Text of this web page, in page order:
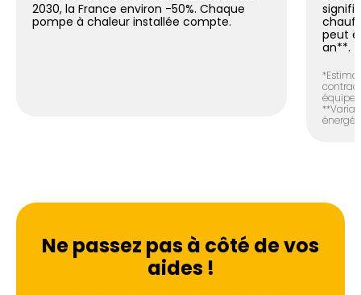
2030, la France environ -50%. Chaque
pompe à chaleur installée compte.
peut
an**.
Ne passez pas à côté de vos
aides !